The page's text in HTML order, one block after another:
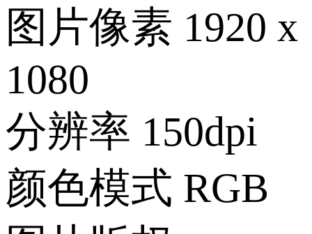
图片像素 1920 x
1080
分辨率 150dpi
颜色模式 RGB